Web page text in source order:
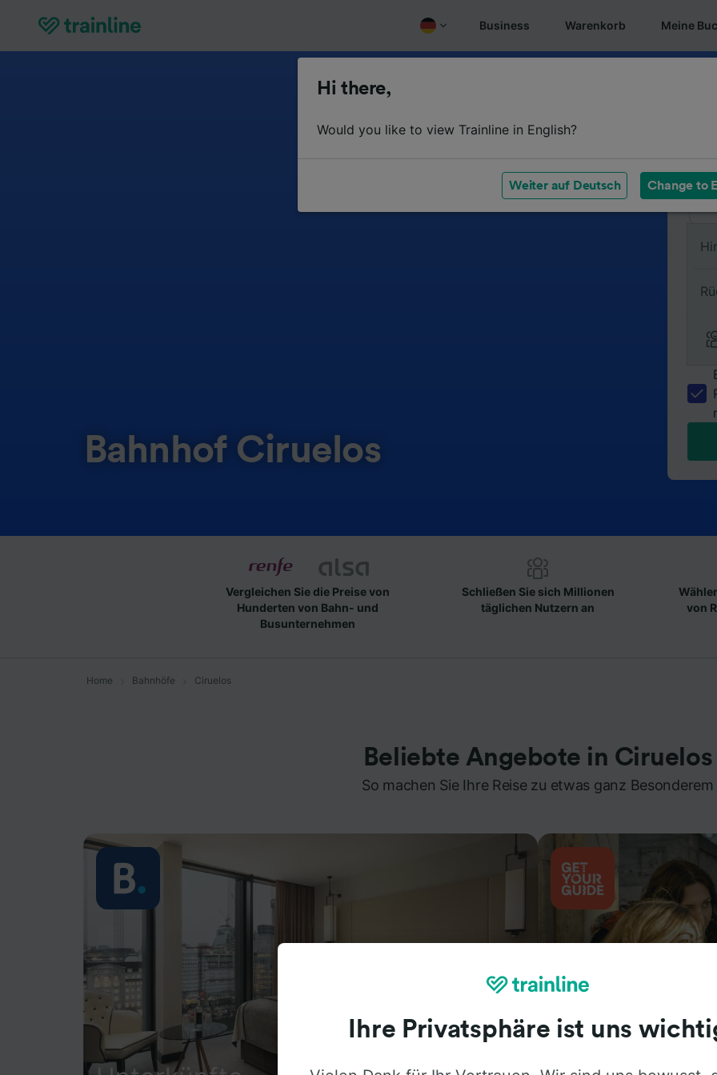
Business Warenkorb Meine
Bahnhof Ciruelos
Vergleichen Sie die Preise von
Hunderten von Bahn- und
Busunternehmen
Schließen Sie sich Millionen
täglichen Nutzern an
von
Home Bahnhöfe Ciruelos
Beliebte Angebote in Ciruelos
So machen Sie Ihre Reise zu etwas ganz Besonderem
Hi there,
Would you like to view Trainline in English?
Weiter auf Deutsch Change to
Ihre Privatsphäre ist uns